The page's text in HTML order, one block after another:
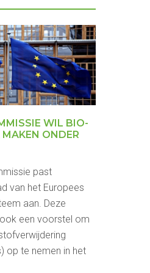
WIL BIO-
ONDER
past
van het Europees
aan. Deze
een voorstel om
op te nemen in het